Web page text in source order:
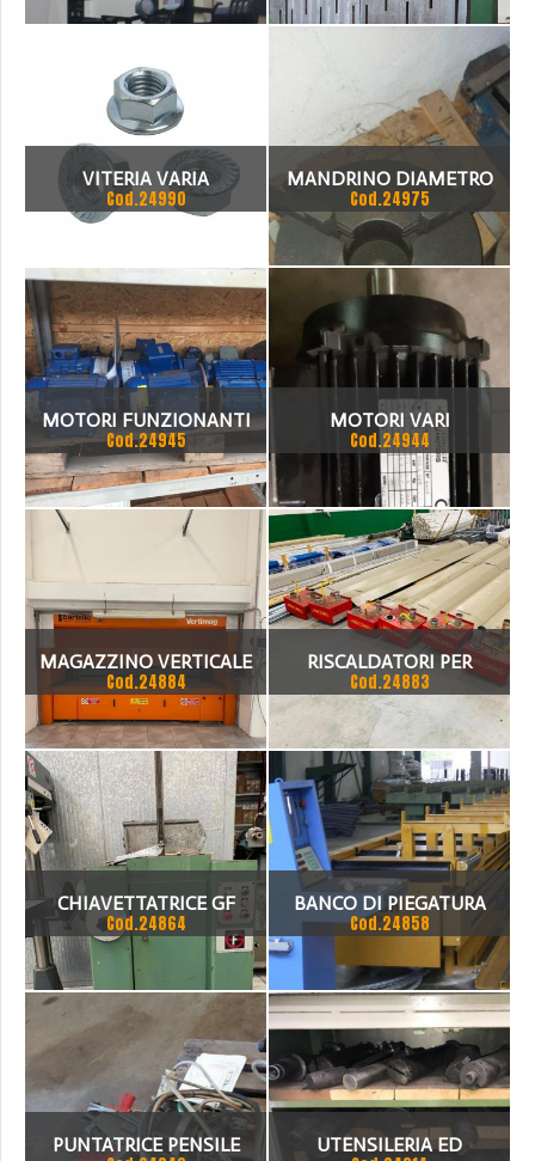
VITERIA VARIA
Cod.24990
MANDRINO DIAMETRO
400
Cod.24975
MOTORI FUNZIONANTI
Cod.24945
MOTORI VARI
Cod.24944
MAGAZZINO VERTICALE
Cod.24884
RISCALDATORI PER
CAPANNONE
Cod.24883
CHIAVETTATRICE GF
Cod.24864
BANCO DI PIEGATURA
AUTOMATICO
Cod.24858
PUNTATRICE PENSILE
UTENSILERIA ED